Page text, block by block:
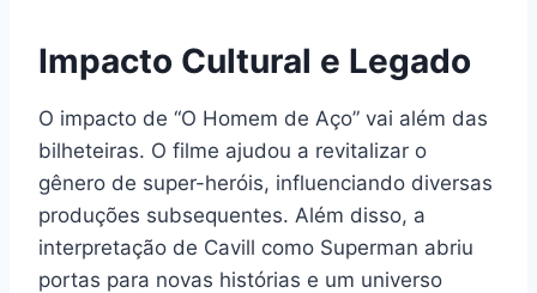
Impacto Cultural e Legado
O impacto de “O Homem de Aço” vai além das
bilheteiras. O filme ajudou a revitalizar o
gênero de super-heróis, influenciando diversas
produções subsequentes. Além disso, a
interpretação de Cavill como Superman abriu
portas para novas histórias e um universo